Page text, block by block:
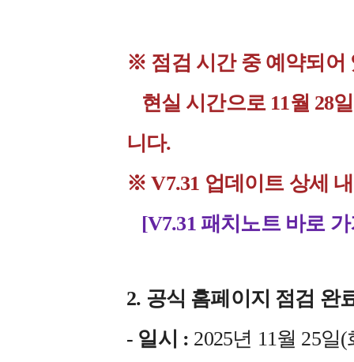
※ 점검 시간 중 예약되어
현실 시간으로 11월 28
니다.
※ V7.31 업데이트 상세
[V7.31 패치노트 바로
2. 공식 홈페이지 점검 완
- 일시 : 2025년 11월 25일